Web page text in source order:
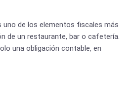
uno de los elementos fiscales más
de un restaurante, bar o cafetería.
una obligación contable, en